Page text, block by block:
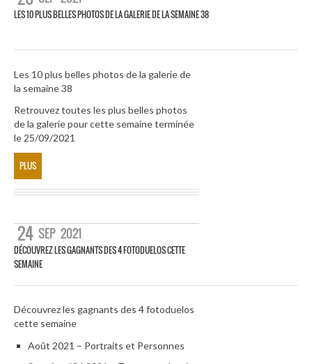
LES 10 PLUS BELLES PHOTOS DE LA GALERIE DE LA SEMAINE 38
Les 10 plus belles photos de la galerie de
la semaine 38
Retrouvez toutes les plus belles photos
de la galerie pour cette semaine terminée
le 25/09/2021
PLUS
24 SEP 2021
DÉCOUVREZ LES GAGNANTS DES 4 FOTODUELOS CETTE
SEMAINE
Découvrez les gagnants des 4 fotoduelos
cette semaine
Août 2021 – Portraits et Personnes